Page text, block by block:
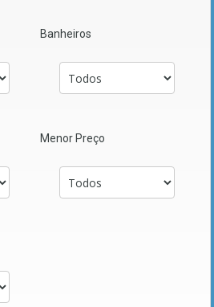
Banheiros
Menor Preço